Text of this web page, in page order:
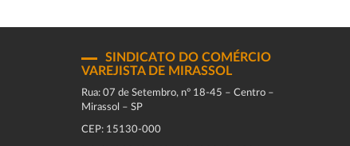
SINDICATO DO COMÉRCIO
VAREJISTA DE MIRASSOL
Rua: 07 de Setembro, n° 18-45 – Centro –
Mirassol – SP
CEP: 15130-000